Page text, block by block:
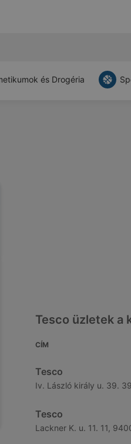
és Drogéria
Tesco üzletek a
CÍM
Tesco
Iv. László király u. 39.
Tesco
Lackner K. u. 11. 11,